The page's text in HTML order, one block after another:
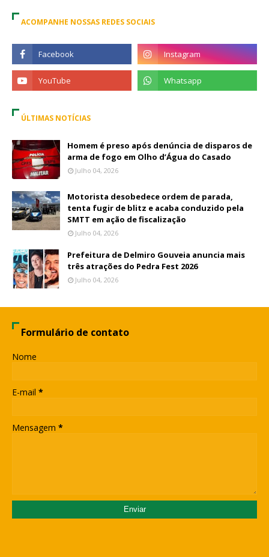
ACOMPANHE NOSSAS REDES SOCIAIS
ÚLTIMAS NOTÍCIAS
Homem é preso após denúncia de disparos de
arma de fogo em Olho d’Água do Casado
Julho 04, 2026
Motorista desobedece ordem de parada,
tenta fugir de blitz e acaba conduzido pela
SMTT em ação de fiscalização
Julho 04, 2026
Prefeitura de Delmiro Gouveia anuncia mais
três atrações do Pedra Fest 2026
Julho 04, 2026
Formulário de contato
Nome
E-mail *
Mensagem *